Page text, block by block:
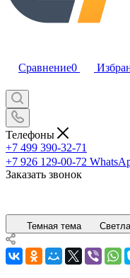
Сравнение0
Телефоны
+7 499 390-32-71
+7 926 129-00-72
Заказать звонок
Темная тема